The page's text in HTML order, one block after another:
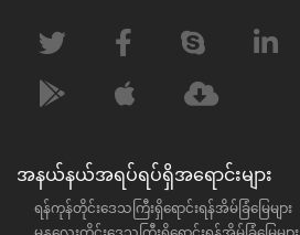
အနယ်နယ်အရပ်ရပ်ရှိအရောင်းများ
ရန်ကုန်တိုင်းဒေသကြီးရှိရောင်းရန်အိမ်ခြံမြေများ